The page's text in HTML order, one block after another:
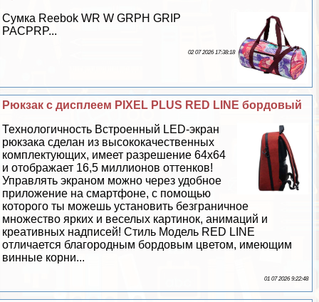
Сумка Reebok WR W GRPH GRIP
PACPRP...
02 07 2026 17:38:18
Рюкзак с дисплеем PIXEL PLUS RED LINE бордовый
Технологичность Встроенный LED-экран
рюкзака сделан из высококачественных
комплектующих, имеет разрешение 64x64
и отображает 16,5 миллионов оттенков!
Управлять экраном можно через удобное
приложение на смартфоне, с помощью
которого ты можешь установить безграничное
множество ярких и веселых картинок, анимаций и
креативных надписей! Стиль Модель RED LINE
отличается благородным бордовым цветом, имеющим
винные корни...
01 07 2026 9:22:48